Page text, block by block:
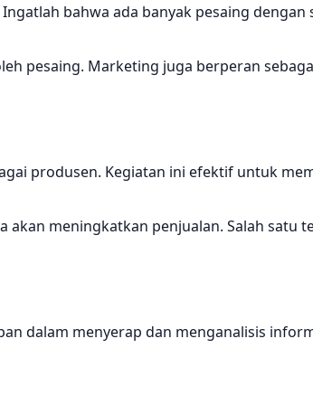
bahwa ada banyak pesaing
pesaing. Marketing juga berperan
produsen. Kegiatan ini efektif untuk
meningkatkan penjualan. Salah satu
dalam menyerap dan menganalisis